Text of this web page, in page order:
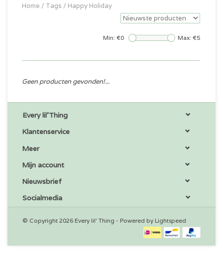
Home / Tags / Happy Holiday
Min: €0 Max: €5
Geen producten gevonden!...
Every lil'Thing
Klantenservice
Meer
Mijn account
Nieuwsbrief
Socialmedia
© Copyright 2026 Every lil' Thing - Powered by Lightspeed